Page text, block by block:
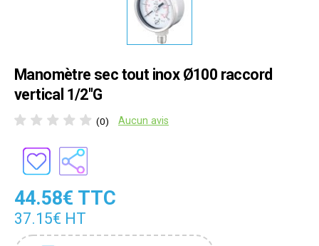
Manomètre sec tout inox Ø100 raccord
vertical 1/2"G
(0) Aucun avis
44.58€ TTC
37.15€ HT